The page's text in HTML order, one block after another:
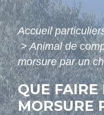
Accueil
> Animal de
morsure par un
QUE FAIRE
MORSURE